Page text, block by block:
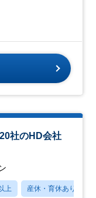
社のHD会社
上 産休・育休あり